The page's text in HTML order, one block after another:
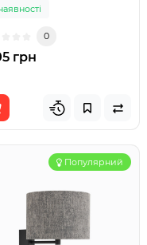
0
грн
Популярний